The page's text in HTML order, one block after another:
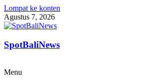
Lompat ke konten
Agustus 7, 2026
SpotBaliNews
Menu